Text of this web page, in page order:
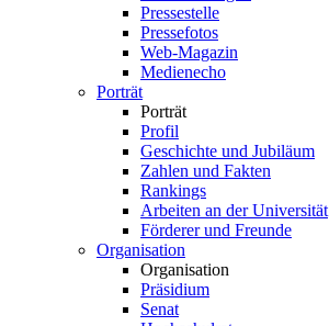
Pressestelle
Pressefotos
Web-Magazin
Medienecho
Porträt
Porträt
Profil
Geschichte und Jubiläum
Zahlen und Fakten
Rankings
Arbeiten an der Universität
Förderer und Freunde
Organisation
Organisation
Präsidium
Senat